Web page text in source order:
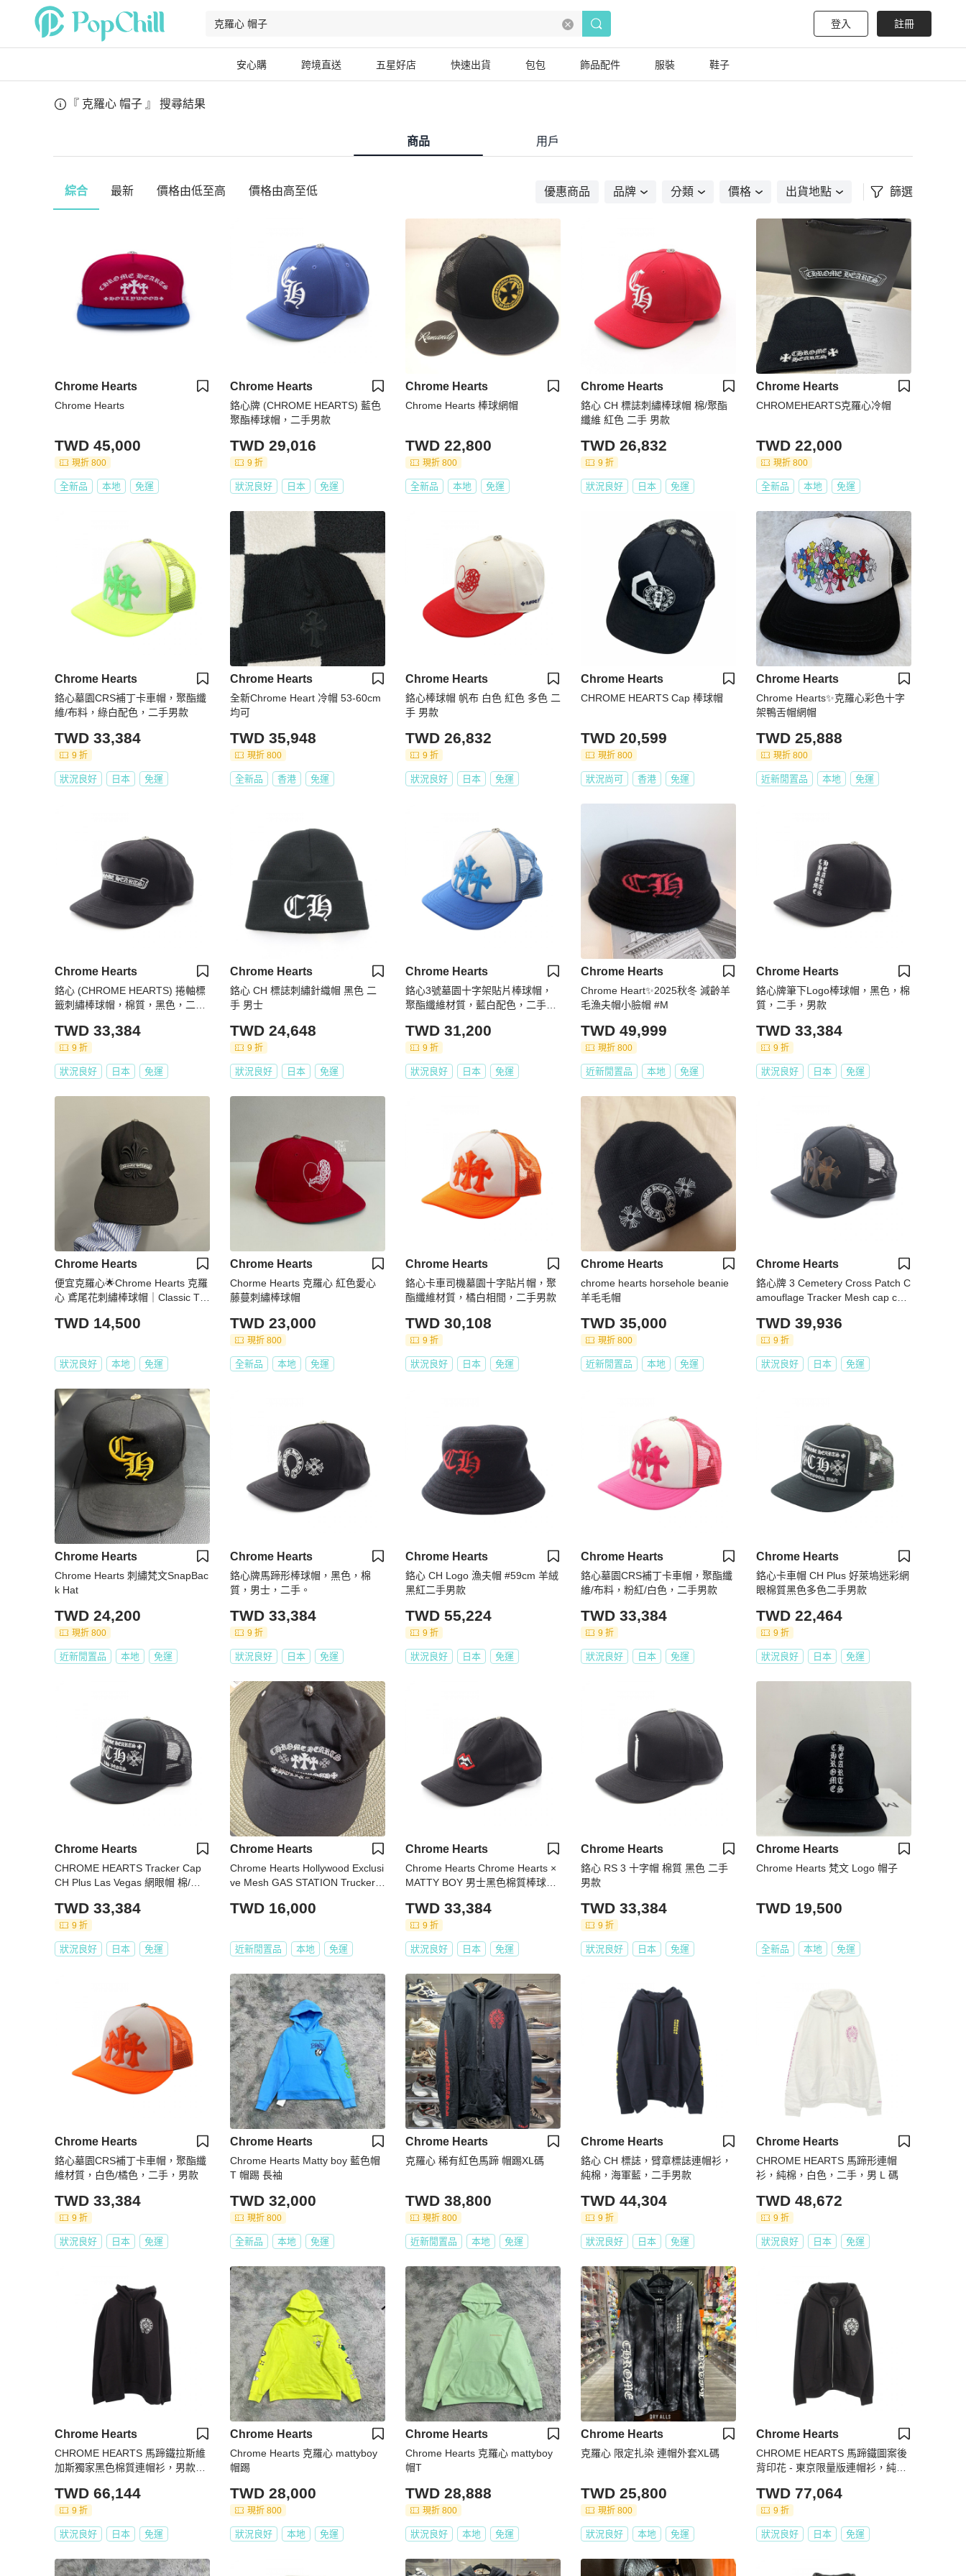
登入 註冊
安心購 跨境直送 五星好店 快速出貨 包包 飾品配件 服裝 鞋子
『 克羅心 帽子 』 搜尋結果
商品 用戶
綜合 最新 價格由低至高 價格由高至低 優惠商品 品牌 分類 價格 出貨地點 篩選
Chrome Hearts
Chrome Hearts
TWD 45,000
現折 800
全新品 本地 免運
Chrome Hearts
鉻心牌 (CHROME HEARTS) 藍色
聚酯棒球帽，二手男款
TWD 29,016
9 折
狀況良好 日本 免運
Chrome Hearts
Chrome Hearts 棒球網帽
TWD 22,800
現折 800
全新品 本地 免運
Chrome Hearts
鉻心 CH 標誌刺繡棒球帽 棉/聚酯
纖維 紅色 二手 男款
TWD 26,832
9 折
狀況良好 日本 免運
Chrome Hearts
CHROMEHEARTS克羅心冷帽
TWD 22,000
現折 800
全新品 本地 免運
Chrome Hearts
鉻心墓園CRS補丁卡車帽，聚酯纖
維/布料，綠白配色，二手男款
TWD 33,384
9 折
狀況良好 日本 免運
Chrome Hearts
全新Chrome Heart 冷帽 53-60cm
均可
TWD 35,948
現折 800
全新品 香港 免運
Chrome Hearts
鉻心棒球帽 帆布 白色 紅色 多色 二
手 男款
TWD 26,832
9 折
狀況良好 日本 免運
Chrome Hearts
CHROME HEARTS Cap 棒球帽
TWD 20,599
現折 800
狀況尚可 香港 免運
Chrome Hearts
Chrome Hearts✨克羅心彩色十字
架鴨舌帽網帽
TWD 25,888
現折 800
近新閒置品 本地 免運
Chrome Hearts
鉻心 (CHROME HEARTS) 捲軸標
籤刺繡棒球帽，棉質，黑色，二
TWD 33,384
9 折
狀況良好 日本 免運
Chrome Hearts
鉻心 CH 標誌刺繡針織帽 黑色 二
手 男士
TWD 24,648
9 折
狀況良好 日本 免運
Chrome Hearts
鉻心3號墓園十字架貼片棒球帽，
聚酯纖維材質，藍白配色，二手男
TWD 31,200
9 折
狀況良好 日本 免運
Chrome Hearts
Chrome Heart✨2025秋冬 減齡羊
毛漁夫帽小臉帽 #M
TWD 49,999
現折 800
近新閒置品 本地 免運
Chrome Hearts
鉻心牌筆下Logo棒球帽，黑色，棉
質，二手，男款
TWD 33,384
9 折
狀況良好 日本 免運
Chrome Hearts
便宜克羅心🌟Chrome Hearts 克羅
心 鳶尾花刺繡棒球帽｜Classic Tre
TWD 14,500
狀況良好 本地 免運
Chrome Hearts
Chorme Hearts 克羅心 紅色愛心
藤蔓刺繡棒球帽
TWD 23,000
現折 800
全新品 本地 免運
Chrome Hearts
鉻心卡車司機墓園十字貼片帽，聚
酯纖維材質，橘白相間，二手男款
TWD 30,108
9 折
狀況良好 日本 免運
Chrome Hearts
chrome hearts horsehole beanie
羊毛毛帽
TWD 35,000
現折 800
近新閒置品 本地 免運
Chrome Hearts
鉻心牌 3 Cemetery Cross Patch C
amouflage Tracker Mesh cap cott
TWD 39,936
9 折
狀況良好 日本 免運
Chrome Hearts
Chrome Hearts 刺繡梵文SnapBac
k Hat
TWD 24,200
現折 800
近新閒置品 本地 免運
Chrome Hearts
鉻心牌馬蹄形棒球帽，黑色，棉
質，男士，二手。
TWD 33,384
9 折
狀況良好 日本 免運
Chrome Hearts
鉻心 CH Logo 漁夫帽 #59cm 羊絨
黑紅二手男款
TWD 55,224
9 折
狀況良好 日本 免運
Chrome Hearts
鉻心墓園CRS補丁卡車帽，聚酯纖
維/布料，粉紅/白色，二手男款
TWD 33,384
9 折
狀況良好 日本 免運
Chrome Hearts
鉻心卡車帽 CH Plus 好萊塢迷彩網
眼棉質黑色多色二手男款
TWD 22,464
9 折
狀況良好 日本 免運
Chrome Hearts
CHROME HEARTS Tracker Cap
CH Plus Las Vegas 網眼帽 棉/聚
TWD 33,384
9 折
狀況良好 日本 免運
Chrome Hearts
Chrome Hearts Hollywood Exclusi
ve Mesh GAS STATION Trucker H
TWD 16,000
近新閒置品 本地 免運
Chrome Hearts
Chrome Hearts Chrome Hearts ×
MATTY BOY 男士黑色棉質棒球帽
TWD 33,384
9 折
狀況良好 日本 免運
Chrome Hearts
鉻心 RS 3 十字帽 棉質 黑色 二手
男款
TWD 33,384
9 折
狀況良好 日本 免運
Chrome Hearts
Chrome Hearts 梵文 Logo 帽子
TWD 19,500
全新品 本地 免運
Chrome Hearts
鉻心墓園CRS補丁卡車帽，聚酯纖
維材質，白色/橘色，二手，男款
TWD 33,384
9 折
狀況良好 日本 免運
Chrome Hearts
Chrome Hearts Matty boy 藍色帽
T 帽踢 長袖
TWD 32,000
現折 800
全新品 本地 免運
Chrome Hearts
克羅心 稀有紅色馬蹄 帽踢XL碼
TWD 38,800
現折 800
近新閒置品 本地 免運
Chrome Hearts
鉻心 CH 標誌，臂章標誌連帽衫，
純棉，海軍藍，二手男款
TWD 44,304
9 折
狀況良好 日本 免運
Chrome Hearts
CHROME HEARTS 馬蹄形連帽
衫，純棉，白色，二手，男 L 碼
TWD 48,672
9 折
狀況良好 日本 免運
Chrome Hearts
CHROME HEARTS 馬蹄鐵拉斯維
加斯獨家黑色棉質連帽衫，男款，
TWD 66,144
9 折
狀況良好 日本 免運
Chrome Hearts
Chrome Hearts 克羅心 mattyboy
帽踢
TWD 28,000
現折 800
狀況良好 本地 免運
Chrome Hearts
Chrome Hearts 克羅心 mattyboy
帽T
TWD 28,888
現折 800
狀況良好 本地 免運
Chrome Hearts
克羅心 限定扎染 連帽外套XL碼
TWD 25,800
現折 800
狀況良好 本地 免運
Chrome Hearts
CHROME HEARTS 馬蹄鐵圖案後
背印花 - 東京限量版連帽衫，純棉
TWD 77,064
9 折
狀況良好 日本 免運